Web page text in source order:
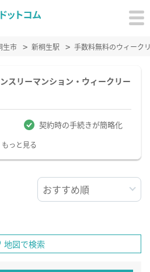
生市 新桐生駅 手数料無料のウィーク
スリーマンション・ウィークリー
契約時の手続きが簡略化
もっと見る
地図で検索